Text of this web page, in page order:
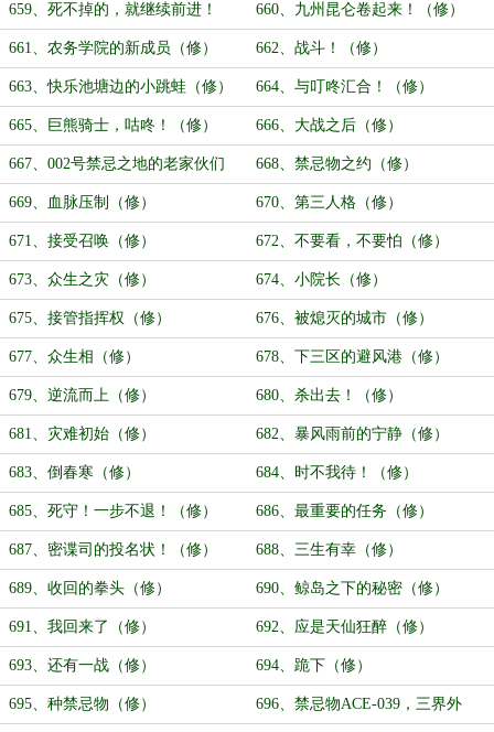
659、死不掉的，就继续前进！
（修）
660、九州昆仑卷起来！（修）
661、农务学院的新成员（修） 662、战斗！（修）
663、快乐池塘边的小跳蛙（修） 664、与叮咚汇合！（修）
665、巨熊骑士，咕咚！（修） 666、大战之后（修）
667、002号禁忌之地的老家伙们
（修）
668、禁忌物之约（修）
669、血脉压制（修） 670、第三人格（修）
671、接受召唤（修） 672、不要看，不要怕（修）
673、众生之灾（修） 674、小院长（修）
675、接管指挥权（修） 676、被熄灭的城市（修）
677、众生相（修） 678、下三区的避风港（修）
679、逆流而上（修） 680、杀出去！（修）
681、灾难初始（修） 682、暴风雨前的宁静（修）
683、倒春寒（修） 684、时不我待！（修）
685、死守！一步不退！（修） 686、最重要的任务（修）
687、密谍司的投名状！（修） 688、三生有幸（修）
689、收回的拳头（修） 690、鲸岛之下的秘密（修）
691、我回来了（修） 692、应是天仙狂醉（修）
693、还有一战（修） 694、跪下（修）
695、种禁忌物（修） 696、禁忌物ACE-039，三界外